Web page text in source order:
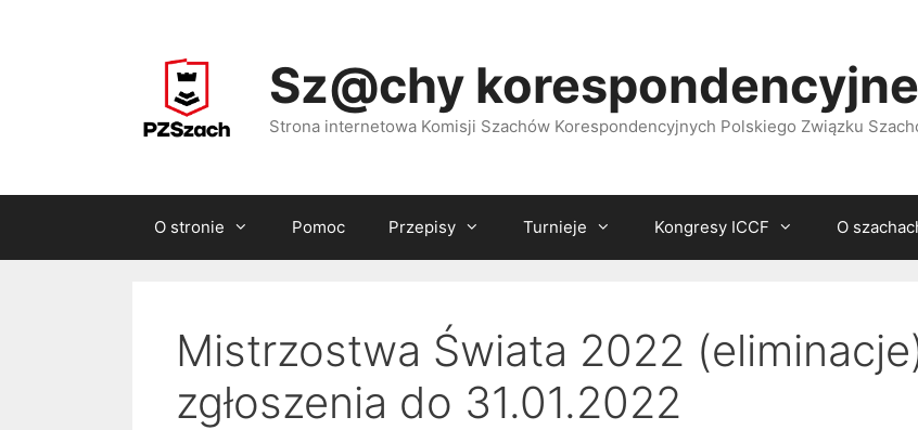
Sz@chy korespondencyjne
Strona internetowa Komisji Szachów Korespondencyjnych Polskiego Związku
O stronie Pomoc Przepisy Turnieje Kongresy ICCF O
Mistrzostwa Świata 2022
zgłoszenia do 31.01.2022